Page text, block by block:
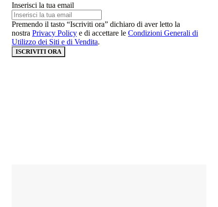
Inserisci la tua email
Premendo il tasto “Iscriviti ora” dichiaro di aver letto la
nostra Privacy Policy e di accettare le Condizioni Generali di
Utilizzo dei Siti e di Vendita.
ISCRIVITI ORA